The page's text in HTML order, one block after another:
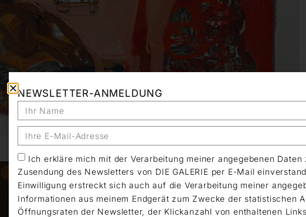
NEWSLETTER-ANMELDUNG
Ich erkläre mich mit der Verarbeitung meiner angegebenen
Zusendung des Newsletters von DIE GALERIE per E-Mail
Einwilligung erstreckt sich auch auf die Verarbeitung meiner
Informationen aus meinem Endgerät zum Zwecke der statistischen
Öffnungsraten der Newsletter, der Klickanzahl von enthaltenen